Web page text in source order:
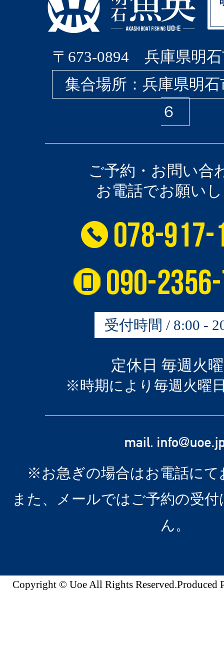
〒673-0894 兵庫県明石
集合場所：兵庫県明
６
ご予約・お問い合
お電話でお願い
受付時間 / 8:00 -
定休日 毎週火
※時期により毎週火曜
※お急ぎの場合はお電話にて
また、メールではご予約の受
ん。
Copyright © Uoe All Rights Reserved.Produced